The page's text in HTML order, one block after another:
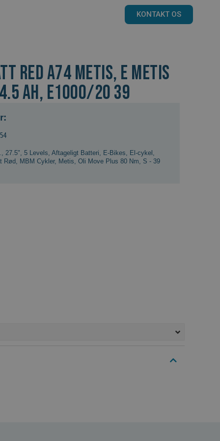
KONTAKT OS
RED A74 Metis, E METIS
AH, E1000/20 39
27.5" 5 Levels Aftageligt Batteri E-Bikes El-cykel
Rød MBM Cykler, Metis Oli Move Plus 80 Nm
S - 39